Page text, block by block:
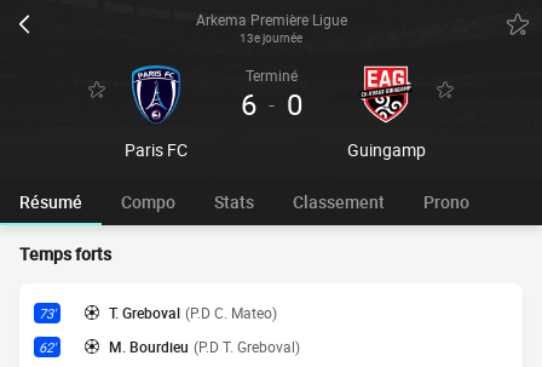
Arkema Première Ligue
13e journée
Paris FC
Terminé
6 - 0
Guingamp
Résumé Compo Stats Classement Prono
Temps forts
73' T. Greboval (P.D C. Mateo)
62' M. Bourdieu (P.D T. Greboval)